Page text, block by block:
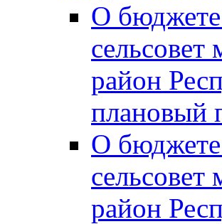
О бюджете
район
плановый
О бюджете
район